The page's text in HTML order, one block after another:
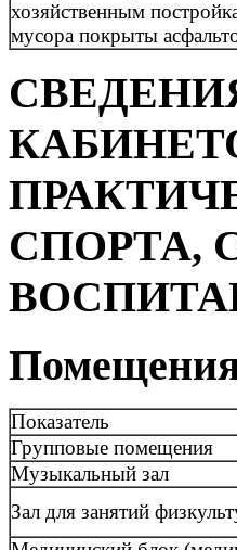
хозяйственным
мусора покрыты
СПОРТА,
Показатель
Групповые помещения
Музыкальный зал
Зал для занятий